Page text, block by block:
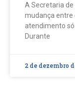
A Secretaria
mudança entre
atendimento
Durante
2 de dezembro